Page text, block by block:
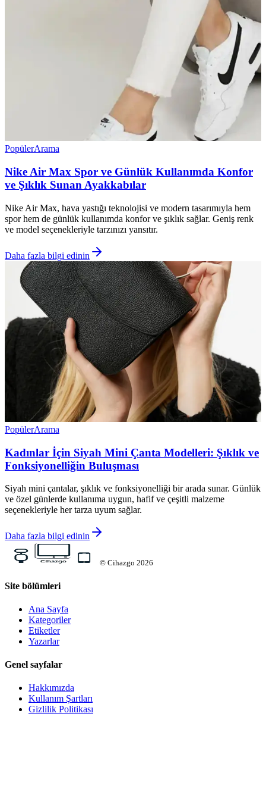
PopülerArama
Nike Air Max Spor ve Günlük Kullanımda Konfor
ve Şıklık Sunan Ayakkabılar
Nike Air Max, hava yastığı teknolojisi ve modern tasarımıyla hem
spor hem de günlük kullanımda konfor ve şıklık sağlar. Geniş renk
ve model seçenekleriyle tarzınızı yansıtır.
Daha fazla bilgi edinin
PopülerArama
Kadınlar İçin Siyah Mini Çanta Modelleri: Şıklık ve
Fonksiyonelliğin Buluşması
Siyah mini çantalar, şıklık ve fonksiyonelliği bir arada sunar. Günlük
ve özel günlerde kullanıma uygun, hafif ve çeşitli malzeme
seçenekleriyle her tarza uyum sağlar.
Daha fazla bilgi edinin
© Cihazgo 2026
Site bölümleri
Ana Sayfa
Kategoriler
Etiketler
Yazarlar
Genel sayfalar
Hakkımızda
Kullanım Şartları
Gizlilik Politikası